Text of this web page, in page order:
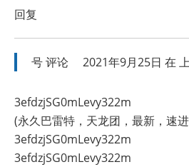
回复
号评论 2021年9月25日 在
3efdzjSG0mLevy322m
(永久巴雷特，天龙团，最新，速
3efdzjSG0mLevy322m
3efdzjSG0mLevy322m